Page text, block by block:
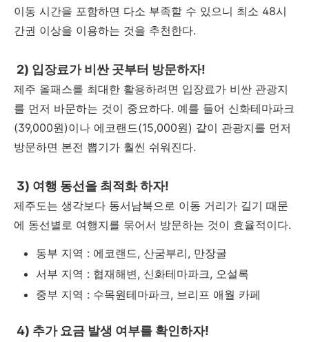
이동 시간을 포함하면 다소 부족할 수 있으니 최소 48시
간권 이상을 이용하는 것을 추천한다.
2) 입장료가 비싼 곳부터 방문하자!
제주 올패스를 최대한 활용하려면 입장료가 비싼 관광지
를 먼저 바문하는 것이 중요하다. 예를 들어 신화테마파크
(39,000원)이나 에코랜드(15,000원) 같이 관광지를 먼저
방문하면 본전 뽑기가 훨씬 쉬워진다.
3) 여행 동선을 최적화 하자!
제주도는 생각보다 동서남북으로 이동 거리가 길기 때문
에 동선별로 여행지를 묶어서 방문하는 것이 효율적이다.
동부 지역 : 에코랜드, 산굼부리, 만장굴
서부 지역 : 협재해변, 신화테마파크, 오설록
중부 지역 : 수목원테마파크, 브리프 애월 카페
4) 추가 요금 발생 여부를 확인하자!